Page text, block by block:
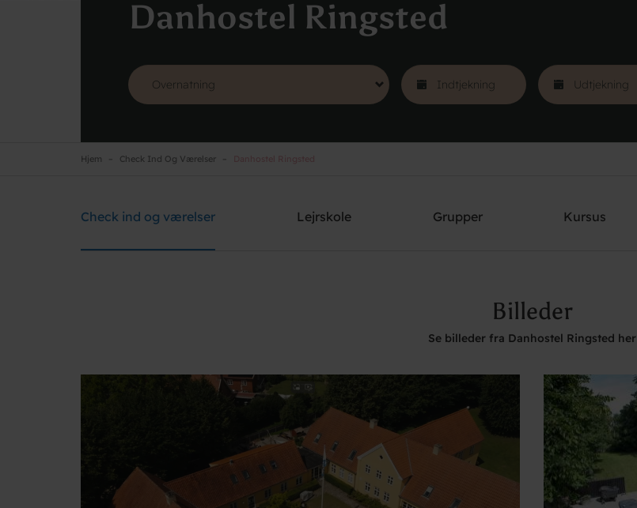
Danhostel Ringsted
Danhostel Ringsted
Hjem Check Ind Og Værelser
Check ind og værelser Lejrskole Grupper Kursus
Billeder
Se billeder fra Danhostel Ringsted her